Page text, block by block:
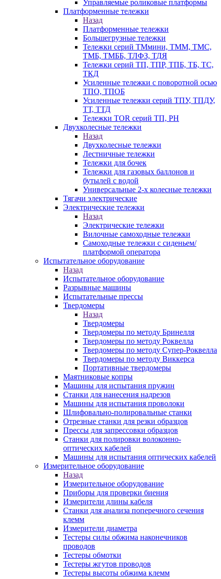
Управляемые роликовые платформы
Платформенные тележки
Назад
Платформенные тележки
Большегрузные тележки
Тележки серий ТМмини, ТММ, ТМС,
ТМБ, ТМББ, ТЛФЗ, ТДЯ
Тележки серий ТП, ТПР, ТПБ, ТБ, ТС,
ТКД
Усиленные тележки с поворотной осью
ТПО, ТПОБ
Усиленные тележки серий ТПУ, ТПДУ,
ТТ, ТТД
Тележки TOR серий ТП, PH
Двухколесные тележки
Назад
Двухколесные тележки
Лестничные тележки
Тележки для бочек
Тележки для газовых баллонов и
бутылей с водой
Универсальные 2-х колесные тележки
Тягачи электрические
Электрические тележки
Назад
Электрические тележки
Вилочные самоходные тележки
Самоходные тележки с сиденьем/
платформой оператора
Испытательное оборудование
Назад
Испытательное оборудование
Разрывные машины
Испытательные прессы
Твердомеры
Назад
Твердомеры
Твердомеры по методу Бринелля
Твердомеры по методу Роквелла
Твердомеры по методу Супер-Роквелла
Твердомеры по методу Виккерса
Портативные твердомеры
Маятниковые копры
Машины для испытания пружин
Станки для нанесения надрезов
Машины для испытания проволоки
Шлифовально-полировальные станки
Отрезные станки для резки образцов
Прессы для запрессовки образцов
Станки для полировки волоконно-
оптических кабелей
Машины для испытания оптических кабелей
Измерительное оборудование
Назад
Измерительное оборудование
Приборы для проверки биения
Измерители длины кабеля
Станки для анализа поперечного сечения
клемм
Измерители диаметра
Тестеры силы обжима наконечников
проводов
Тестеры обмотки
Тестеры жгутов проводов
Тестеры высоты обжима клемм